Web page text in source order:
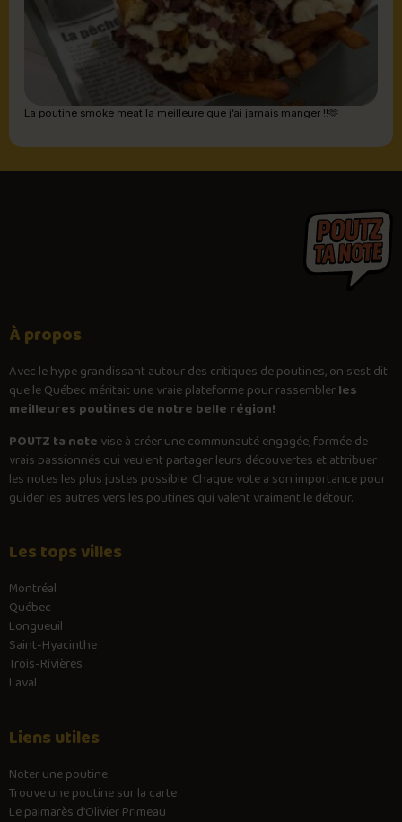
La poutine smoke meat la meilleure que j’ai jamais manger !!🫶
À propos
Avec lehypegrandissant autour des critiques de poutines, on s’est dit
que le Québec méritait une vraie plateforme pour rassemblerles
meilleures poutines de notre belle région!
POUTZ ta note vise à créer une communauté engagée, formée de
vrais passionnés qui veulent partager leurs découvertes et attribuer
les notes les plus justes possible. Chaque vote a son importance pour
guider les autres vers les poutines qui valent vraiment le détour.
Les tops villes
Montréal
Québec
Longueuil
Saint-Hyacinthe
Trois-Rivières
Laval
Liens utiles
Noter une poutine
Trouve une poutine sur la carte
Le palmarès d’Olivier Primeau